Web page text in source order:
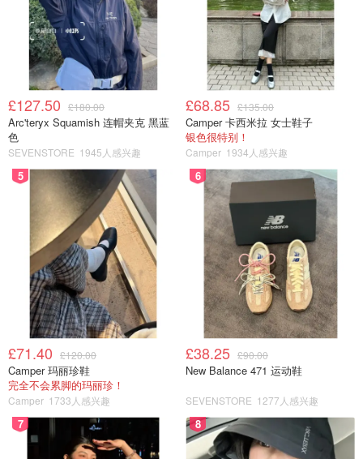
£127.50 £180.00
Arc'teryx Squamish 连帽夹克 黑蓝
色
SEVENSTORE 1945人感兴趣
£68.85 £135.00
Camper 卡西米拉 女士鞋子
银色很特别！
Camper 1934人感兴趣
5
£71.40 £120.00
Camper 玛丽珍鞋
完全不会累脚的玛丽珍！
Camper 1733人感兴趣
6
£38.25 £90.00
New Balance 471 运动鞋
SEVENSTORE 1277人感兴趣
7 8